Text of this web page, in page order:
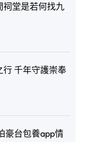
祠堂是若何找九
千年守護崇奉
豪台包養app情